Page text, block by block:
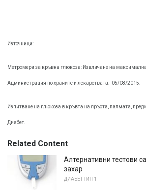
Източници:
Метромери за кръвна глюкоза: Извличане на
Администрация по храните и лекарствата. 05/08/2015.
Изпитване на глюкоза в кръвта на пръста, палмата,
Диабет.
Related Content
Алтернативни тестови
захар
ДИАБЕТ ТИП 1